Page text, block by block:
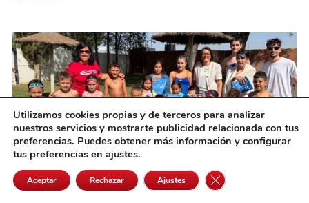
Más de 5.000 personas participan en el
Utilizamos cookies propias y de terceros para analizar
nuestros servicios y mostrarte publicidad relacionada con tus
preferencias. Puedes obtener más información y configurar
tus preferencias en ajustes.
Aceptar Rechazar Ajustes Cerrar el banner de